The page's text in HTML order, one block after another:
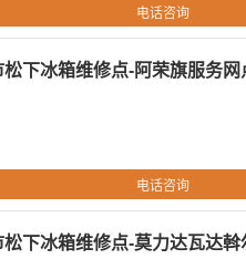
电话咨询
松下冰箱维修点-阿荣旗服务网
电话咨询
松下冰箱维修点-莫力达瓦达